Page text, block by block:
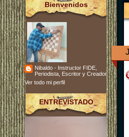
Bienvenidos
Nibaldo - Instructor FIDE,
Periodista, Escritor y Creador
Ver todo mi perfil
ENTREVISTADO